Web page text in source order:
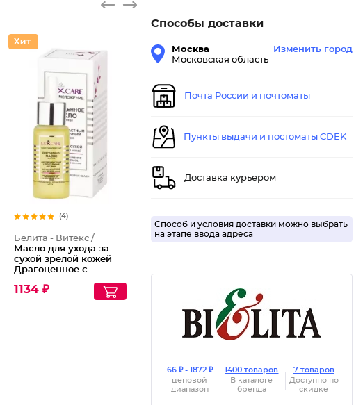
(4)
Белита - Витекс /
Масло для ухода за
сухой зрелой кожей
Драгоценное с
питательным
действием LuxCare
1134 ₽
Способы доставки
Москва
Московская область
Изменить город
Почта России и почтоматы
Пункты выдачи и постоматы CDEK
Доставка курьером
Способ и условия доставки можно выбрать
на этапе ввода адреса
66 ₽ - 1872 ₽
ценовой
диапазон
1400 товаров
В каталоге
бренда
7 товаров
Доступно по
скидке